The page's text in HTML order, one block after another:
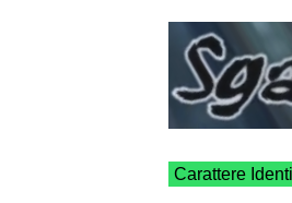
Carattere